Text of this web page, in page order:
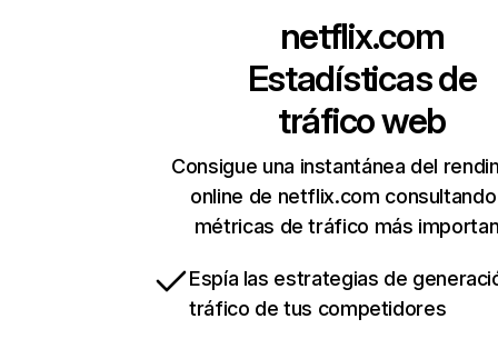
netflix.com
Estadísticas de
tráfico web
Consigue una instantánea del
online de netflix.com
métricas de tráfico más
Espía las estrategias de
tráfico de tus competidores